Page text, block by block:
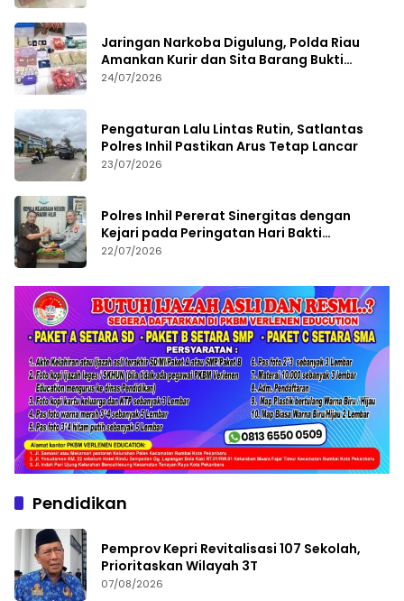
Jaringan Narkoba Digulung, Polda Riau
Amankan Kurir dan Sita Barang Bukti
Bernilai Fantastis
24/07/2026
Pengaturan Lalu Lintas Rutin, Satlantas
Polres Inhil Pastikan Arus Tetap Lancar
23/07/2026
Polres Inhil Pererat Sinergitas dengan
Kejari pada Peringatan Hari Bakti
Adhyaksa ke-66
22/07/2026
Pendidikan
Pemprov Kepri Revitalisasi 107 Sekolah,
Prioritaskan Wilayah 3T
07/08/2026